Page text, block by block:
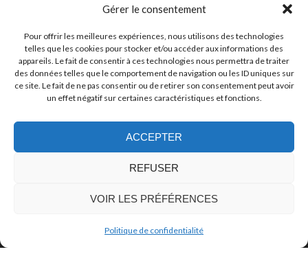
Gérer le consentement
Pour offrir les meilleures expériences, nous utilisons des technologies
telles que les cookies pour stocker et/ou accéder aux informations des
appareils. Le fait de consentir à ces technologies nous permettra de traiter
des données telles que le comportement de navigation ou les ID uniques sur
ce site. Le fait de ne pas consentir ou de retirer son consentement peut avoir
un effet négatif sur certaines caractéristiques et fonctions.
ACCEPTER
REFUSER
VOIR LES PRÉFÉRENCES
Politique de confidentialité
Brignais
cynthia.lebastard@gmail.com
07.81.50.19.28